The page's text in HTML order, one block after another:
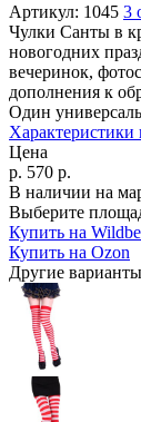
Артикул: 1045 3
Чулки Санты в
новогодних
вечеринок,
дополнения к
Один
Цена
р. 570 р.
В наличии на
Выберите
Купить на
Купить на Ozon
Другие варианты